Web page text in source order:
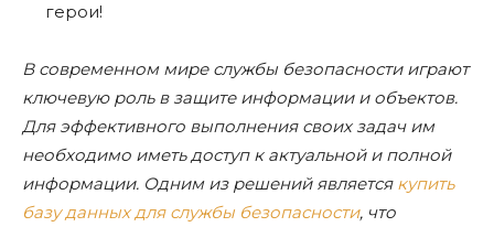
герои!
В современном мире службы безопасности играют
ключевую роль в защите информации и объектов.
Для эффективного выполнения своих задач им
необходимо иметь доступ к актуальной и полной
информации. Одним из решений является купить
базу данных для службы безопасности, что